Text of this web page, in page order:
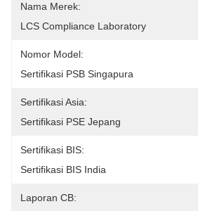
Nama Merek:
LCS Compliance Laboratory
Nomor Model:
Sertifikasi PSB Singapura
Sertifikasi Asia:
Sertifikasi PSE Jepang
Sertifikasi BIS:
Sertifikasi BIS India
Laporan CB: